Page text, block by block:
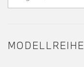
MODELLREIHE